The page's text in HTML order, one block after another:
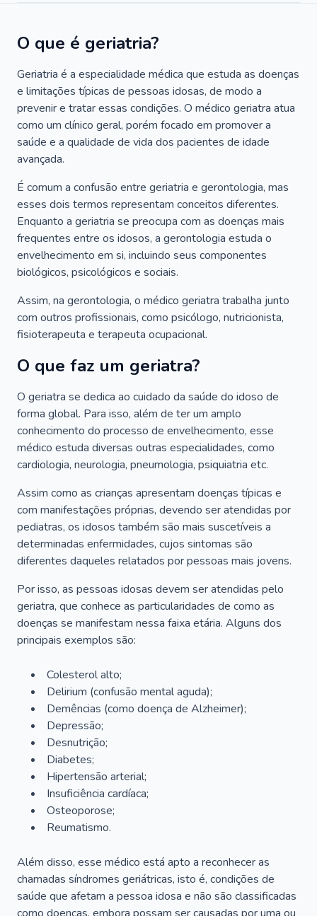
O que é geriatria?
Geriatria é a especialidade médica que estuda as doenças
e limitações típicas de pessoas idosas, de modo a
prevenir e tratar essas condições. O médico geriatra atua
como um clínico geral, porém focado em promover a
saúde e a qualidade de vida dos pacientes de idade
avançada.
É comum a confusão entre geriatria e gerontologia, mas
esses dois termos representam conceitos diferentes.
Enquanto a geriatria se preocupa com as doenças mais
frequentes entre os idosos, a gerontologia estuda o
envelhecimento em si, incluindo seus componentes
biológicos, psicológicos e sociais.
Assim, na gerontologia, o médico geriatra trabalha junto
com outros profissionais, como psicólogo, nutricionista,
fisioterapeuta e terapeuta ocupacional.
O que faz um geriatra?
O geriatra se dedica ao cuidado da saúde do idoso de
forma global. Para isso, além de ter um amplo
conhecimento do processo de envelhecimento, esse
médico estuda diversas outras especialidades, como
cardiologia, neurologia, pneumologia, psiquiatria etc.
Assim como as crianças apresentam doenças típicas e
com manifestações próprias, devendo ser atendidas por
pediatras, os idosos também são mais suscetíveis a
determinadas enfermidades, cujos sintomas são
diferentes daqueles relatados por pessoas mais jovens.
Por isso, as pessoas idosas devem ser atendidas pelo
geriatra, que conhece as particularidades de como as
doenças se manifestam nessa faixa etária. Alguns dos
principais exemplos são:
Colesterol alto;
Delirium (confusão mental aguda);
Demências (como doença de Alzheimer);
Depressão;
Desnutrição;
Diabetes;
Hipertensão arterial;
Insuficiência cardíaca;
Osteoporose;
Reumatismo.
Além disso, esse médico está apto a reconhecer as
chamadas síndromes geriátricas, isto é, condições de
saúde que afetam a pessoa idosa e não são classificadas